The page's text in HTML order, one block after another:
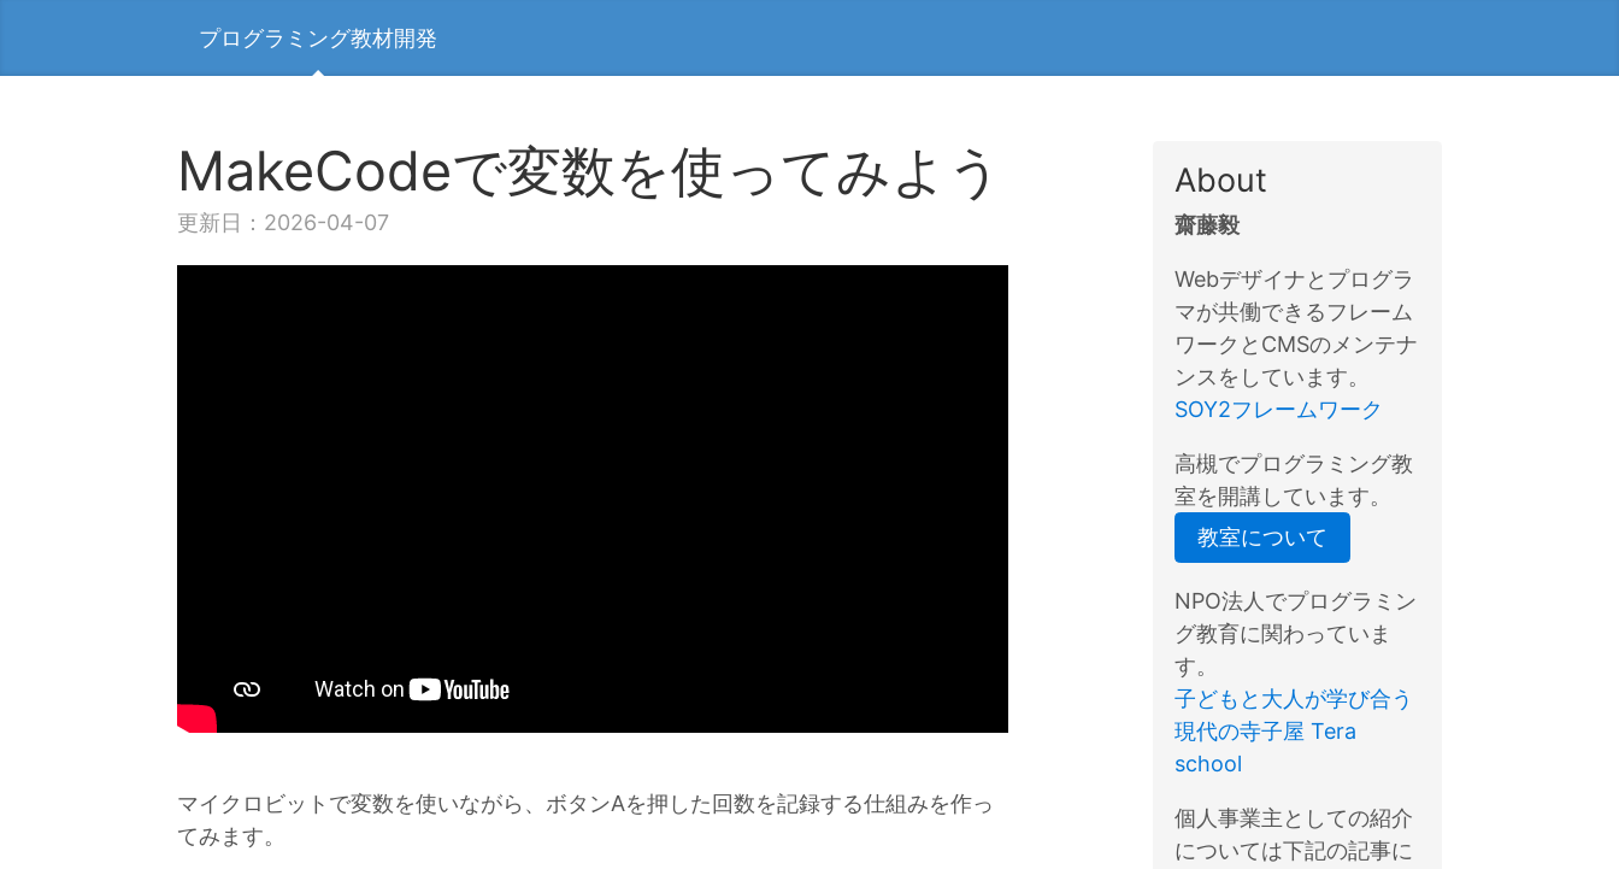
プログラミング教材開発
MakeCodeで変数を使ってみよう
更新日：2026-04-07
マイクロビットで変数を使いながら、ボタンAを押した回数を記録する仕組みを作っ
てみます。
About
齋藤毅
Webデザイナとプログラ
マが共働できるフレーム
ワークとCMSのメンテナ
ンスをしています。
SOY2フレームワーク
高槻でプログラミング教
室を開講しています。
教室について
NPO法人でプログラミン
グ教育に関わっていま
す。
子どもと大人が学び合う
現代の寺子屋 Tera
school
個人事業主としての紹介
については下記の記事に